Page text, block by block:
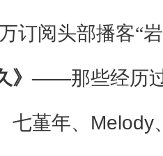
订阅头部播客“
久》——那些经历
堇年、 Melody